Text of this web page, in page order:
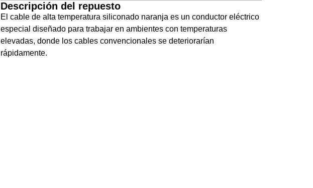
Descripción del repuesto
El cable de alta temperatura siliconado naranja es un conductor eléctrico
especial diseñado para trabajar en ambientes con temperaturas
elevadas, donde los cables convencionales se deteriorarían
rápidamente.